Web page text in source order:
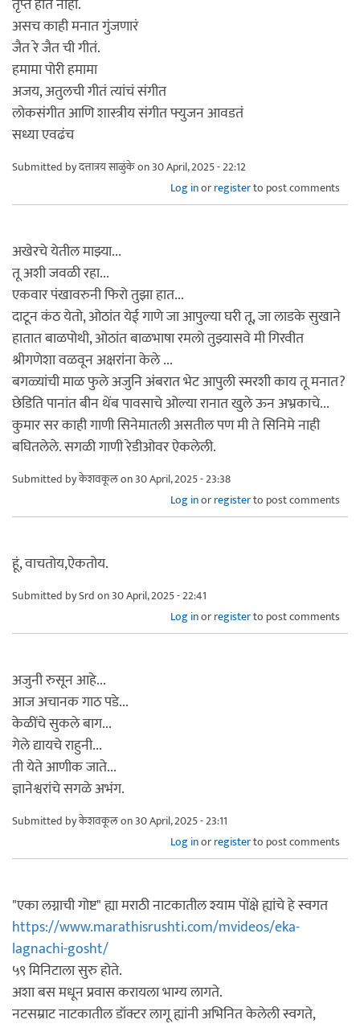
तृप्त होत नाही.
असच काही मनात गुंजणारं
जैत रे जैत ची गीतं.
हमामा पोरी हमामा
अजय, अतुलची गीतं त्यांचं संगीत
लोकसंगीत आणि शास्त्रीय संगीत फ्युजन आवडतं
सध्या एवढंच
Submitted byदत्तात्रय साळुंकेon 30 April, 2025 - 22:12
Log inorregisterto post comments
अखेरचे येतील माझ्या...
तू अशी जवळी रहा...
एकवार पंखावरुनी फिरो तुझा हात...
दाटून कंठ येतो, ओठांत येई गाणे जा आपुल्या घरी तू, जा लाडके सुखाने
हातात बाळपोथी, ओठांत बाळभाषा रमलो तुझ्यासवे मी गिरवीत
श्रीगणेशा वळवून अक्षरांना केले ...
बगळ्यांची माळ फुले अजुनि अंबरात भेट आपुली स्मरशी काय तू मनात?
छेडिति पानांत बीन थेंब पावसाचे ओल्या रानात खुले ऊन अभ्रकाचे...
कुमार सर काही गाणी सिनेमातली असतील पण मी ते सिनिमे नाही
बघितलेले. सगळी गाणी रेडीओवर ऐकलेली.
Submitted byकेशवकूलon 30 April, 2025 - 23:38
Log inorregisterto post comments
हूं, वाचतोय,ऐकतोय.
Submitted bySrdon 30 April, 2025 - 22:41
Log inorregisterto post comments
अजुनी रुसून आहे...
आज अचानक गाठ पडे...
केळींचे सुकले बाग...
गेले द्यायचे राहुनी...
ती येते आणीक जाते...
ज्ञानेश्वरांचे सगळे अभंग.
Submitted byकेशवकूलon 30 April, 2025 - 23:11
Log inorregisterto post comments
"एका लग्नाची गोष्ट" ह्या मराठी नाटकातील श्याम पोंक्षे ह्यांचे हे स्वगत
https://www.marathisrushti.com/mvideos/eka-
lagnachi-gosht/
५९ मिनिटाला सुरु होते.
अशा बस मधून प्रवास करायला भाग्य लागते.
नटसम्राट नाटकातील डॉक्टर लागू ह्यांनी अभिनित केलेली स्वगते,